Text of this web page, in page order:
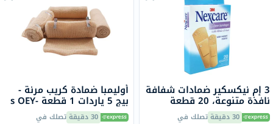
3 إم نيكسكير ضمادات شفافة
نافذة متنوعة، 20 قطعة
30 دقيقة تصلك في
أوليمبا ضمادة كريب مرنة -
بيج 5 ياردات 1 قطعة s OEY-
111-4 30 دقيقة تصلك في